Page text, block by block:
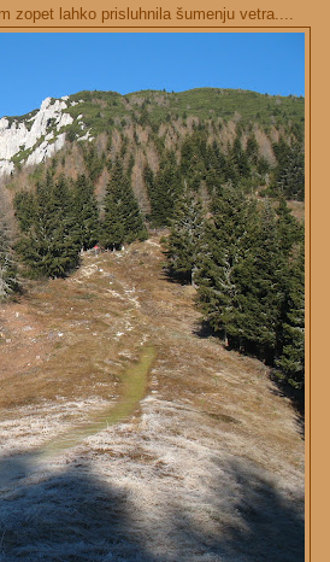
zopet lahko prisluhnila šumenju vetra....